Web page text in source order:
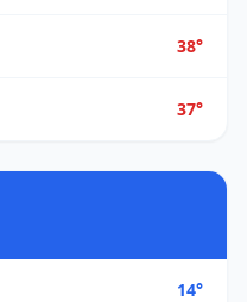
38°
37°
14°